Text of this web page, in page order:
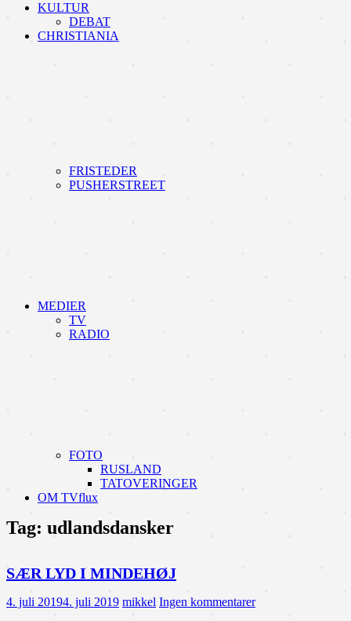
KULTUR
DEBAT
CHRISTIANIA
FRISTEDER
PUSHERSTREET
MEDIER
TV
RADIO
FOTO
RUSLAND
TATOVERINGER
OM TVflux
Tag: udlandsdansker
SÆR LYD I MINDEHØJ
4. juli 20194. juli 2019 mikkel Ingen kommentarer